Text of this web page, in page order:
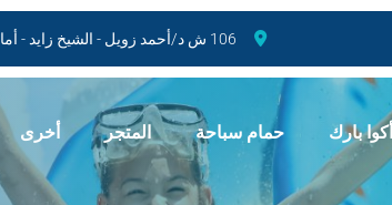
106 ش د/أحمد زويل - الشيخ زايد - أمام قسم أول الشيخ زايد
أكوا بارك حمام سباحة المتجر أخرى